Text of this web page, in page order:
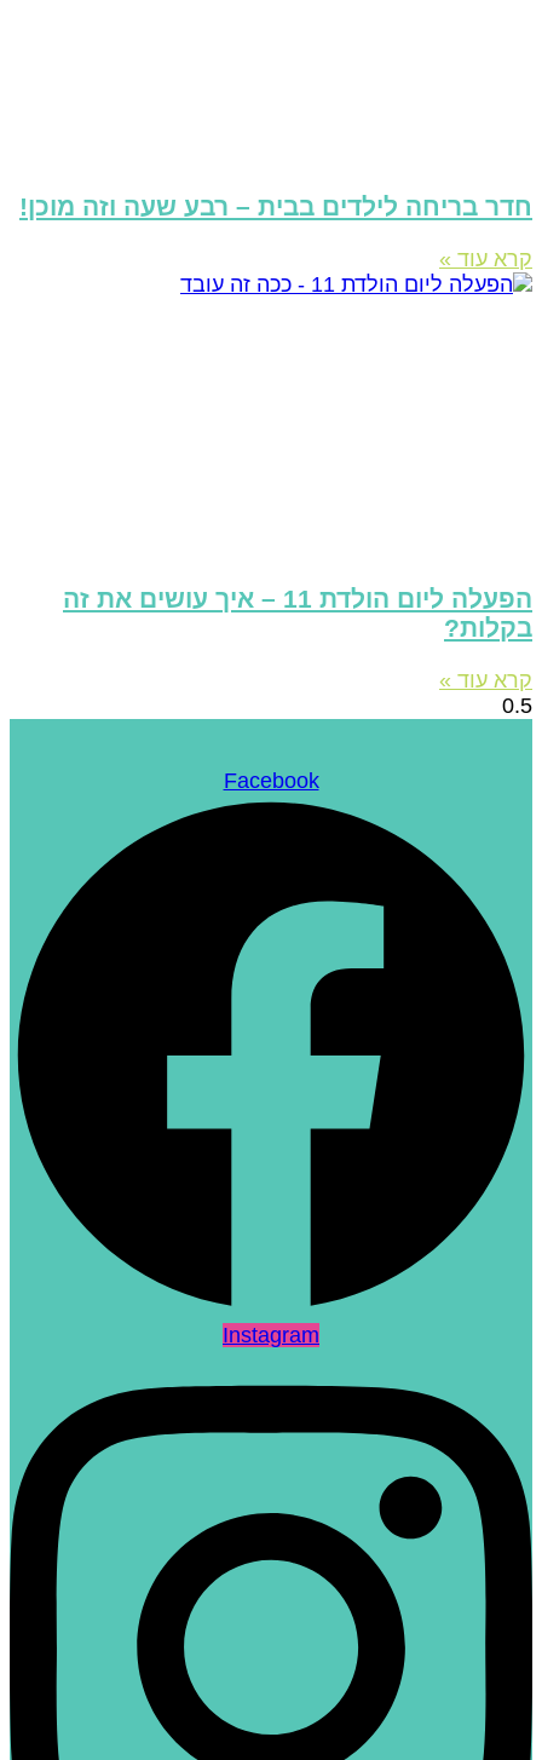
בריחה לילדים בבית – רבע שעה וזה מוכן!
עוד »
הפעלה ליום הולדת 11 – איך עושים את זה
עוד »
Facebook
Instagram